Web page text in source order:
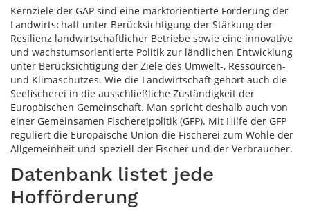
Kernziele der GAP sind eine marktorientierte Förderung der
Landwirtschaft unter Berücksichtigung der Stärkung der
Resilienz landwirtschaftlicher Betriebe sowie eine innovative
und wachstumsorientierte Politik zur ländlichen Entwicklung
unter Berücksichtigung der Ziele des Umwelt-, Ressourcen-
und Klimaschutzes. Wie die Landwirtschaft gehört auch die
Seefischerei in die ausschließliche Zuständigkeit der
Europäischen Gemeinschaft. Man spricht deshalb auch von
einer Gemeinsamen Fischereipolitik (GFP). Mit Hilfe der GFP
reguliert die Europäische Union die Fischerei zum Wohle der
Allgemeinheit und speziell der Fischer und der Verbraucher.
Datenbank listet jede
Hofförderung